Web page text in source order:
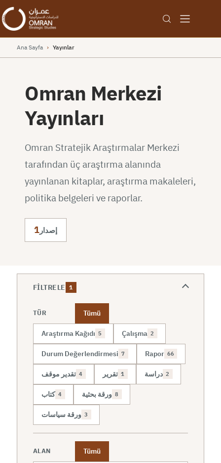
Ana Sayfa › Yayınlar
Omran Merkezi
Yayınları
Omran Stratejik Araştırmalar Merkezi
tarafından üç araştırma alanında
yayınlanan kitaplar, araştırma makaleleri,
politika belgeleri ve raporlar.
1إصدار
FILTRELE 1
TÜR Tümü
Araştırma Kağıdı 5 Çalışma 2
Durum Değerlendirmesi 7 Rapor 66
تقدير موقف 4 تقرير 1 دراسة 2
كتاب 4 ورقة بحثية 8
ورقة سياسات 3
ALAN Tümü